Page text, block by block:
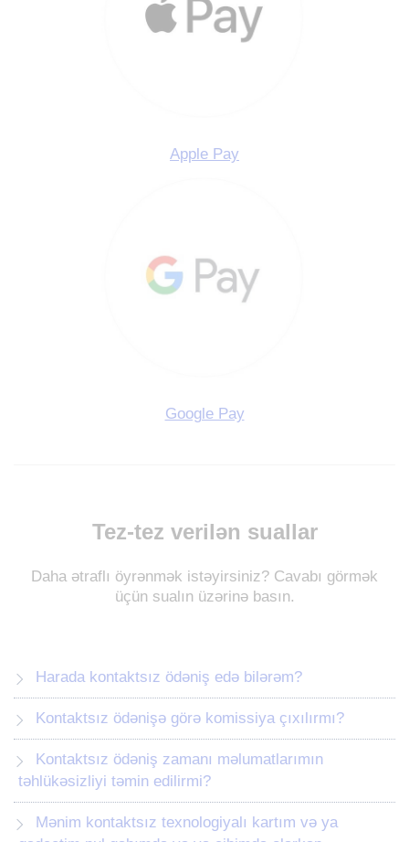
Apple Pay
Google Pay
Tez-tez verilən suallar
Daha ətraflı öyrənmək istəyirsiniz? Cavabı görmək
üçün sualın üzərinə basın.
Harada kontaktsız ödəniş edə bilərəm?
Kontaktsız ödənişə görə komissiya çıxılırmı?
təhlükəsizliyi təmin edilirmi?